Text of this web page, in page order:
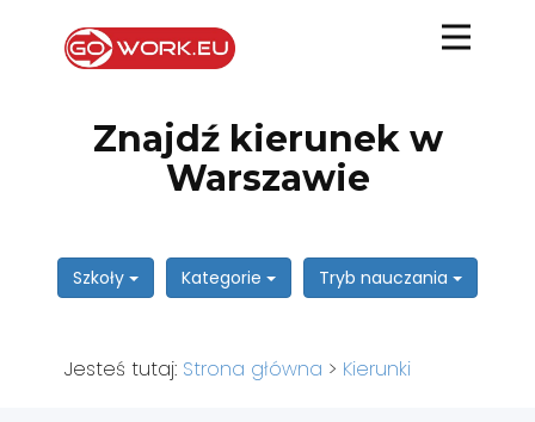
Znajdź kierunek w
Warszawie
Szkoły Kategorie Tryb nauczania
Jesteś tutaj: Strona główna > Kierunki